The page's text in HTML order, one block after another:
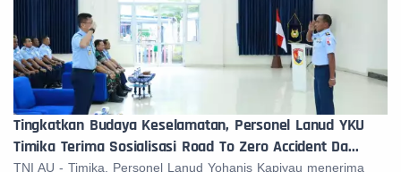
Tingkatkan Budaya Keselamatan, Personel Lanud YKU
Timika Terima Sosialisasi Road To Zero Accident Da...
TNI AU - Timika. Personel Lanud Yohanis Kapiyau menerima